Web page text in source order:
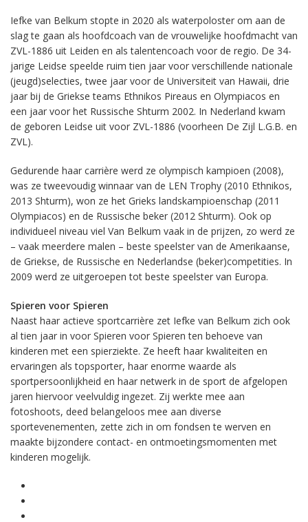
Iefke van Belkum stopte in 2020 als waterpoloster om aan de
slag te gaan als hoofdcoach van de vrouwelijke hoofdmacht van
ZVL-1886 uit Leiden en als talentencoach voor de regio. De 34-
jarige Leidse speelde ruim tien jaar voor verschillende nationale
(jeugd)selecties, twee jaar voor de Universiteit van Hawaii, drie
jaar bij de Griekse teams Ethnikos Pireaus en Olympiacos en
een jaar voor het Russische Shturm 2002. In Nederland kwam
de geboren Leidse uit voor ZVL-1886 (voorheen De Zijl L.G.B. en
ZVL).
Gedurende haar carrière werd ze olympisch kampioen (2008),
was ze tweevoudig winnaar van de LEN Trophy (2010 Ethnikos,
2013 Shturm), won ze het Grieks landskampioenschap (2011
Olympiacos) en de Russische beker (2012 Shturm). Ook op
individueel niveau viel Van Belkum vaak in de prijzen, zo werd ze
– vaak meerdere malen – beste speelster van de Amerikaanse,
de Griekse, de Russische en Nederlandse (beker)competities. In
2009 werd ze uitgeroepen tot beste speelster van Europa.
Spieren voor Spieren
Naast haar actieve sportcarrière zet Iefke van Belkum zich ook
al tien jaar in voor Spieren voor Spieren ten behoeve van
kinderen met een spierziekte. Ze heeft haar kwaliteiten en
ervaringen als topsporter, haar enorme waarde als
sportpersoonlijkheid en haar netwerk in de sport de afgelopen
jaren hiervoor veelvuldig ingezet. Zij werkte mee aan
fotoshoots, deed belangeloos mee aan diverse
sportevenementen, zette zich in om fondsen te werven en
maakte bijzondere contact- en ontmoetingsmomenten met
kinderen mogelijk.